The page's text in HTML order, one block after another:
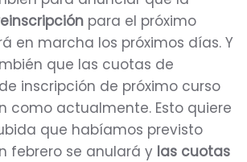
para el próximo
en marcha los próximos días. Y
que las cuotas de
inscripción de próximo curso
como actualmente. Esto quiere
que habíamos previsto
febrero se anulará y las cuotas